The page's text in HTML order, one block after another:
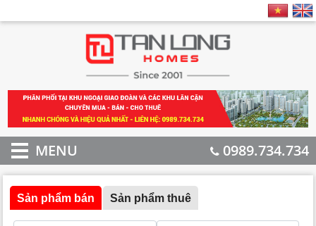
MENU 0989.734.734
Sản phẩm bán Sản phẩm thuê